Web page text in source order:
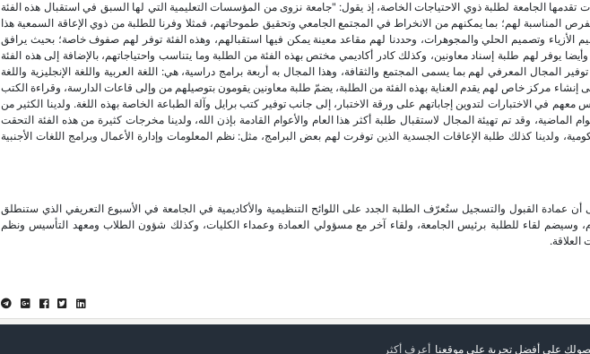
على أفضل تجربة على موقعنا أعرف أكثر
تقدمها الجامعة لطلبة ذوي الاحتياجات الخاصة، إذ يقول: "جامعة نزوى من المؤسسات التعليمية التي لها السبق في استقبال هذه الفئة
المناسبة لهم؛ بما يمكنهم من الانخراط في المجتمع الجامعي وتحقيق طموحاتهم، فمثلا وفرنا للطلبة من ذوي الإعاقة السمعية هذا
الأزياء وتصميم الحلي والمجوهرات، وحددنا لهم مقاعد معينة يمكن فيها استقبالهم، وهذه الفئة توفر لهم صفوف خاصة؛ بحيث يرافق
يوفر لهم طلبة إسناد معاونين، وكذلك كادر أكاديمي مختص بهذه الفئة من الطلبة وما يتناسب واحتياجاتهم، بالإضافة إلى هذه الفئة
المجال المعرفي لهم بما يسمى المجتمع والثقافة، وهذا المجال به أربعة برامج دراسية، هي: اللغة العربية واللغة الإنجليزية واللغة
إلى إنشاء مركز خاص لهم يقدم العناية بهذه الفئة من الطلبة، يضمّ طلبة معاونين يقومون بتوصيلهم من وإلى قاعات الدارسة، وقراءة الكتب
في الاختبارات لتدوين إجاباتهم على ورقة الاختبار، إلى جانب توفير كتب برايل وآلة الطباعة الخاصة بهذه اللغة. ولدينا الكثير من
الماضية، وقد تم تهيئة المجال لاستقبال طلبة أكثر هذا العام والأعوام القادمة بإذن الله، ولدينا مخرجات كثيرة من هذه الفئة التحقت
ولدينا كذلك طلبة الإعاقات الجسدية الذين توفرت لهم بعض البرامج، مثل: نظم المعلومات وإدارة الأعمال وبرامج اللغات الأجنبية
عمادة القبول والتسجيل ستُعرّف الطلبة الجدد على اللوائح التنظيمية والأكاديمية في الجامعة في الأسبوع التعريفي الذي ستنطلق
بتاريخ 15 سبتمبر 2025م، وسيضم لقاء للطلبة برئيس الجامعة، ولقاء آخر مع مسؤولي العمادة وعمداء الكليات، وكذلك شؤون الطلاب ومعهد التأسيس ونظم